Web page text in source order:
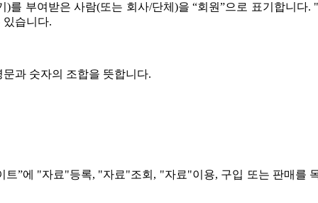
부여받은 사람(또는 회사/단체)을 “회원”으로 표기합니다
있습니다.
과 숫자의 조합을 뜻합니다.
”에 "자료"등록, "자료"조회, "자료"이용, 구입 또는 판매를